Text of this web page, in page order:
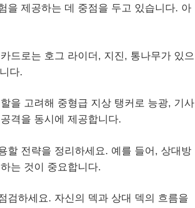
을 제공하는 데 중점을 두고 있습니다. 아
드로는 호그 라이더, 지진, 통나무가 있으
다.
을 고려해 중형급 지상 탱커로 능광, 기사
격을 동시에 제공합니다.
할 전략을 정리하세요. 예를 들어, 상대방
는 것이 중요합니다.
검하세요. 자신의 덱과 상대 덱의 흐름을